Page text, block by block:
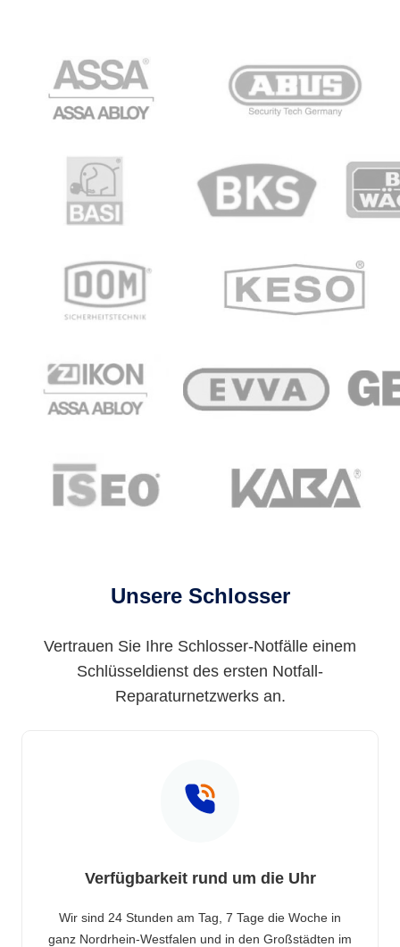
Unsere Schlosser
Vertrauen Sie Ihre Schlosser-Notfälle einem
Schlüsseldienst des ersten Notfall-
Reparaturnetzwerks an.
Verfügbarkeit rund um die Uhr
Wir sind 24 Stunden am Tag, 7 Tage die Woche in
ganz Nordrhein-Westfalen und in den Großstädten im